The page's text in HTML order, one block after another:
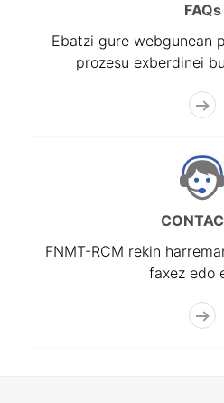
FAQs
Ebatzi gure webgunean
prozesu exberdinei
FNMT-RCM rekin
faxez edo